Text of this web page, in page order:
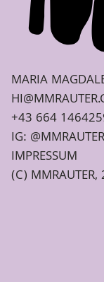
MARIA
+43 664
IG: @MMRAUTER
IMPRESSUM
(C) MMRAUTER,